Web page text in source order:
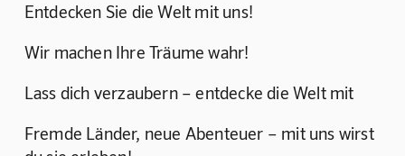
Entdecken Sie die Welt mit uns!
Wir machen Ihre Träume wahr!
Lass dich verzaubern – entdecke die Welt mit
Fremde Länder, neue Abenteuer – mit uns wirst